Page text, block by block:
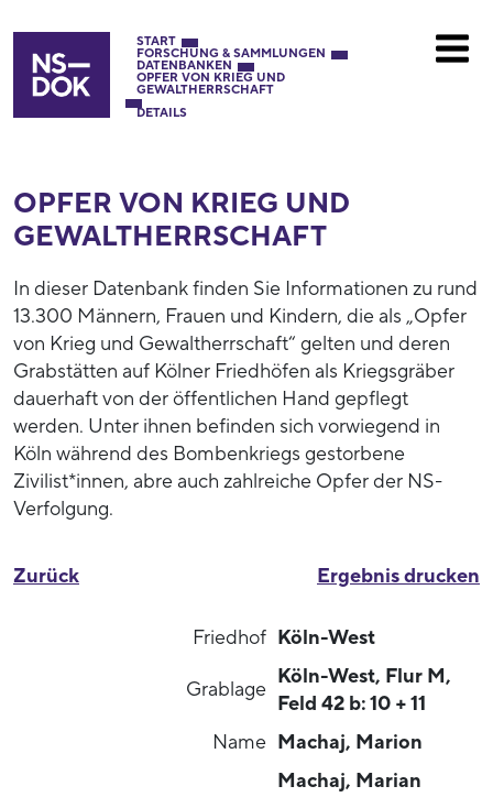
START
FORSCHUNG & SAMMLUNGEN
DATENBANKEN
OPFER VON KRIEG UND
GEWALTHERRSCHAFT
DETAILS
OPFER VON KRIEG UND
GEWALTHERRSCHAFT
In dieser Datenbank finden Sie Informationen zu rund
13.300 Männern, Frauen und Kindern, die als „Opfer
von Krieg und Gewaltherrschaft“ gelten und deren
Grabstätten auf Kölner Friedhöfen als Kriegsgräber
dauerhaft von der öffentlichen Hand gepflegt
werden. Unter ihnen befinden sich vorwiegend in
Köln während des Bombenkriegs gestorbene
Zivilist*innen, abre auch zahlreiche Opfer der NS-
Verfolgung.
Ergebnis drucken
Zurück
Friedhof Köln-West
Grablage
Köln-West, Flur M,
Feld 42 b: 10 + 11
Name Machaj, Marion
Machaj, Marian